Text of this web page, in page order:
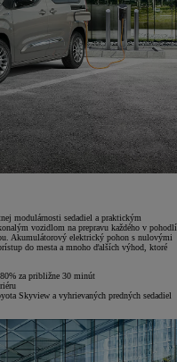
modulárnosti sedadiel a praktickým
vozidlom na prepravu každého v pohodlí
Akumulátorový elektrický pohon s nulovými
do mesta a mnoho ďalších výhod, ktoré
za približne 30 minút
Skyview a vyhrievaných predných sedadiel